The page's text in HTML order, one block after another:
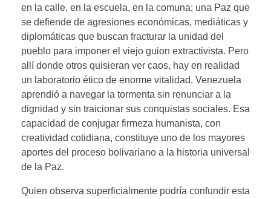
en la calle, en la escuela, en la comuna; una Paz que
se defiende de agresiones económicas, mediáticas y
diplomáticas que buscan fracturar la unidad del
pueblo para imponer el viejo guion extractivista. Pero
allí donde otros quisieran ver caos, hay en realidad
un laboratorio ético de enorme vitalidad. Venezuela
aprendió a navegar la tormenta sin renunciar a la
dignidad y sin traicionar sus conquistas sociales. Esa
capacidad de conjugar firmeza humanista, con
creatividad cotidiana, constituye uno de los mayores
aportes del proceso bolivariano a la historia universal
de la Paz.
Quien observa superficialmente podría confundir esta